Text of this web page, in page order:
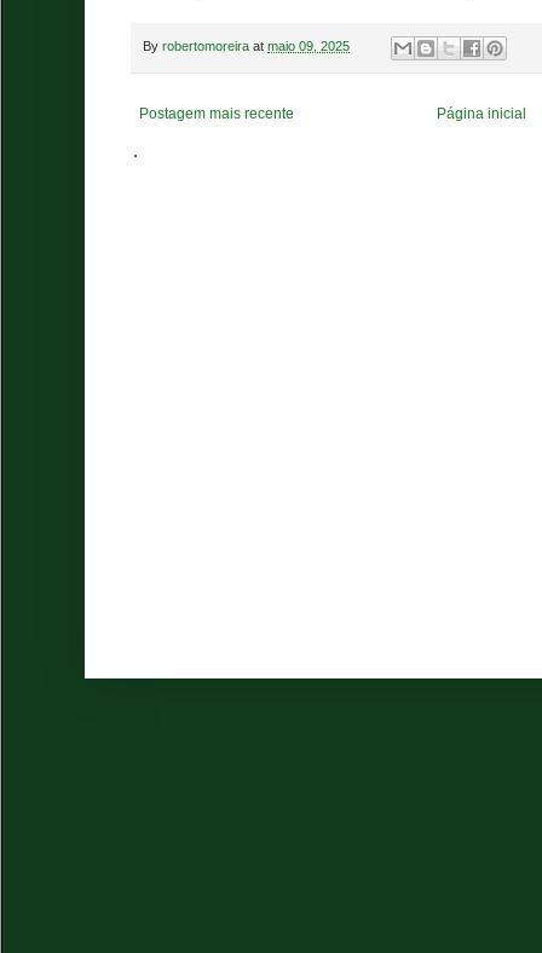
By robertomoreira at maio 09, 2025
Postagem mais recente Página inicial
.